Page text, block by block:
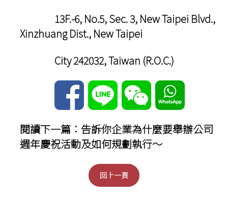
13F.-6, No.5, Sec. 3, New Taipei Blvd.,
Xinzhuang Dist., New Taipei
City 242032, Taiwan (R.O.C.)
閱讀下一篇： 告訴你企業為什麼要舉辦公司
週年慶祝活動及如何規劃執行～